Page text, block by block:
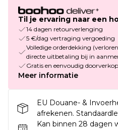
Til je ervaring naar een
14 dagen retourverlenging
5 €/dag vertraging vergoeding
Volledige orderdekking
directe uitbetaling bij in
Gratis en eenvoudig
Meer informatie
EU Douane- &
afrekenen.
Kan binnen 28 dagen